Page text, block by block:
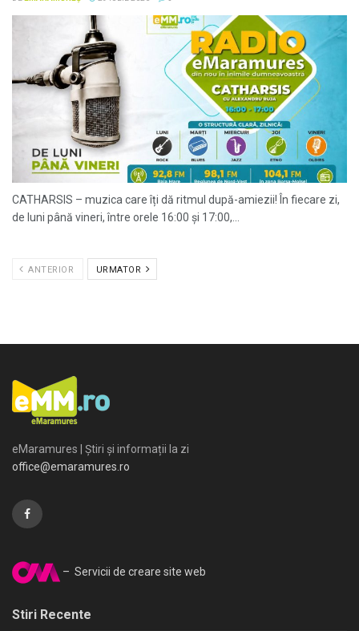
CATHARSIS – muzica care îți dă ritmul după-amiezii! În fiecare zi,
de luni până vineri, între orele 16:00 și 17:00,...
ANTERIOR URMATOR
eMaramures | Știri și informații la zi
office@emaramures.ro
– Servicii de creare site web
Stiri Recente